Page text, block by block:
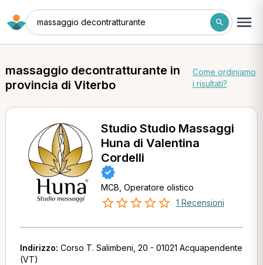
massaggio decontratturante
massaggio decontratturante in
provincia di Viterbo
Come ordiniamo
i risultati?
Studio Studio Massaggi
Huna di Valentina
Cordelli
MCB, Operatore olistico
1 Recensioni
Indirizzo: Corso T. Salimbeni, 20 - 01021 Acquapendente
(VT)